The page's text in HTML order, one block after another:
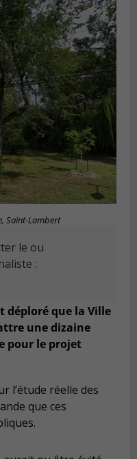
Saint-Lambert
le ou
:
déploré que la Ville
une dizaine
pour le projet
l’étude réelle des
que ces